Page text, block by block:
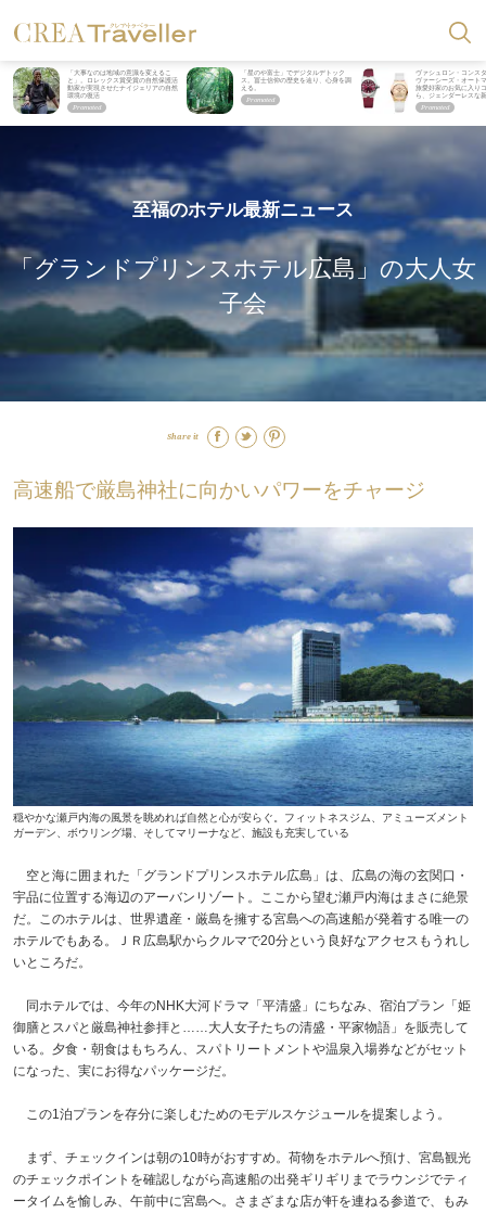
「大事なのは地域の意識を変えるこ
と」。ロレックス賞受賞の自然保護活
動家が実現させたナイジェリアの自然
環境の復活
「星のや富士」でデジタルデトック
ス。冨士信仰の歴史を辿り、心身を調
える。
ヴァシュロン・コンス
ヴァーシーズ・オート
旅愛好家のお気に入り
ら、ジェンダーレスな
至福のホテル最新ニュース
「グランドプリンスホテル広島」の大人女
子会
Share it
高速船で厳島神社に向かいパワーをチャージ
穏やかな瀬戸内海の風景を眺めれば自然と心が安らぐ。フィットネスジム、アミューズメント
ガーデン、ボウリング場、そしてマリーナなど、施設も充実している
空と海に囲まれた「グランドプリンスホテル広島」は、広島の海の玄関口・
宇品に位置する海辺のアーバンリゾート。ここから望む瀬戸内海はまさに絶景
だ。このホテルは、世界遺産・厳島を擁する宮島への高速船が発着する唯一の
ホテルでもある。ＪＲ広島駅からクルマで20分という良好なアクセスもうれし
いところだ。
同ホテルでは、今年のNHK大河ドラマ「平清盛」にちなみ、宿泊プラン「姫
御膳とスパと厳島神社参拝と……大人女子たちの清盛・平家物語」を販売して
いる。夕食・朝食はもちろん、スパトリートメントや温泉入場券などがセット
になった、実にお得なパッケージだ。
この1泊プランを存分に楽しむためのモデルスケジュールを提案しよう。
まず、チェックインは朝の10時がおすすめ。荷物をホテルへ預け、宮島観光
のチェックポイントを確認しながら高速船の出発ギリギリまでラウンジでティ
ータイムを愉しみ、午前中に宮島へ。さまざまな店が軒を連ねる参道で、もみ